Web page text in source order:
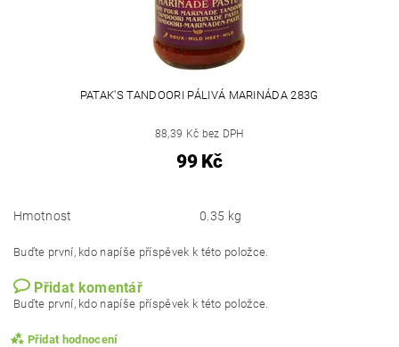
PATAK'S TANDOORI PÁLIVÁ MARINÁDA 283G
88,39 Kč bez DPH
99 Kč
Hmotnost 0.35 kg
Buďte první, kdo napíše příspěvek k této položce.
Přidat komentář
Buďte první, kdo napíše příspěvek k této položce.
Přidat hodnocení